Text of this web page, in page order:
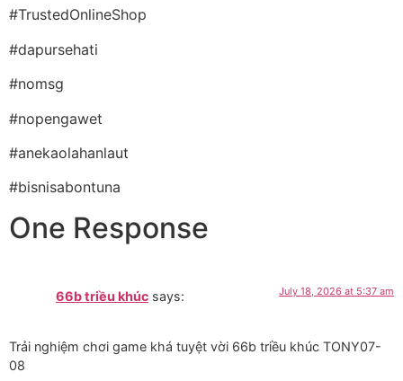
#TrustedOnlineShop
#dapursehati
#nomsg
#nopengawet
#anekaolahanlaut
#bisnisabontuna
One Response
66b triều khúc says: July 18, 2026 at 5:37 am
Trải nghiệm chơi game khá tuyệt vời 66b triều khúc TONY07-
08